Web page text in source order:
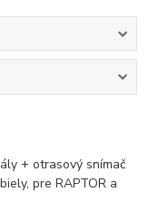
+ otrasový snímač
pre RAPTOR a